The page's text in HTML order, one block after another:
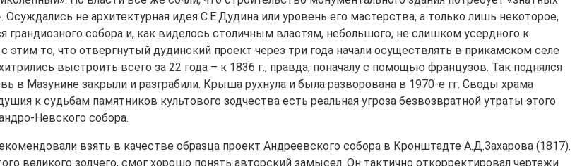
не архитектурная идея С.Е.Дудина или уровень его мастерства, а только лишь некоторое,
собора и, как виделось столичным властям, небольшого, не слишком усердного к
этим то, что отвергнутый дудинский проект через три года начали осуществлять в прикамском селе
выстроить всего за 22 года – к 1836 г., правда, поначалу с помощью французов. Так поднялся
в Мазунине закрыли и разграбили. Крыша рухнула и была разворована в 1970-е гг. Своды храма
к судьбам памятников культового зодчества есть реальная угроза безвозвратной утраты этого
Невского собора.
взять в качестве образца проект Андреевского собора в Кронштадте А.Д.Захарова (1817).
великого зодчего, смог хорошо понять авторский замысел. Он тактично откорректировал чертежи